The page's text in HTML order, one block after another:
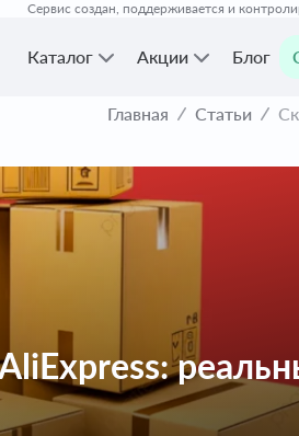
Сервис создан, поддерживается и
Каталог Акции Блог
Главная Статьи